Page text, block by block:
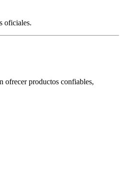
oficiales.
ofrecer productos confiables,